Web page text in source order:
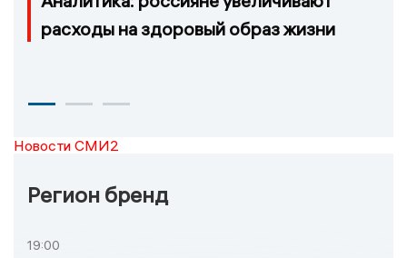
расходы на здоровый образ жизни
Новости СМИ2
Регион бренд
19:00